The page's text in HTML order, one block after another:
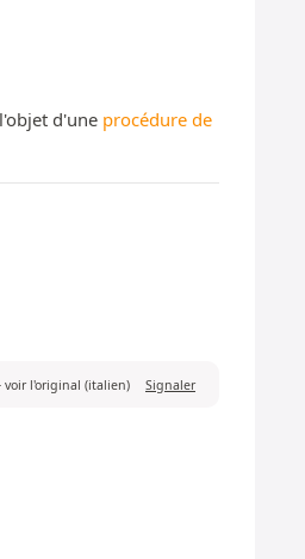
d'une procédure de
voir l'original (italien) Signaler